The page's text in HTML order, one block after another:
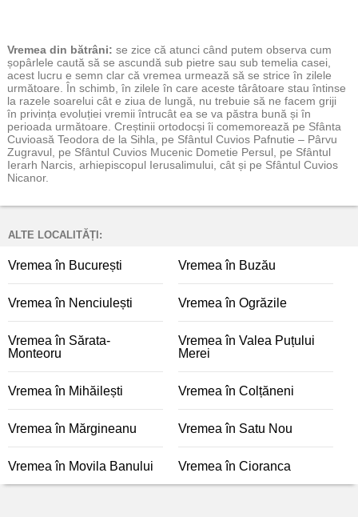
Vremea din bătrâni: se zice că atunci când putem observa cum
șopârlele caută să se ascundă sub pietre sau sub temelia casei,
acest lucru e semn clar că vremea urmează să se strice în zilele
următoare. În schimb, în zilele în care aceste târâtoare stau întinse
la razele soarelui cât e ziua de lungă, nu trebuie să ne facem griji
în privința evoluției vremii întrucât ea se va păstra bună și în
perioada următoare. Creștinii ortodocși îi comemorează pe Sfânta
Cuvioasă Teodora de la Sihla, pe Sfântul Cuvios Pafnutie – Pârvu
Zugravul, pe Sfântul Cuvios Mucenic Dometie Persul, pe Sfântul
Ierarh Narcis, arhiepiscopul Ierusalimului, cât și pe Sfântul Cuvios
Nicanor.
ALTE LOCALITĂȚI:
Vremea în București Vremea în Buzău
Vremea în Nenciulești Vremea în Ogrăzile
Vremea în Sărata-
Monteoru
Vremea în Valea Puțului
Merei
Vremea în Mihăilești Vremea în Colțăneni
Vremea în Mărgineanu Vremea în Satu Nou
Vremea în Movila Banului Vremea în Cioranca